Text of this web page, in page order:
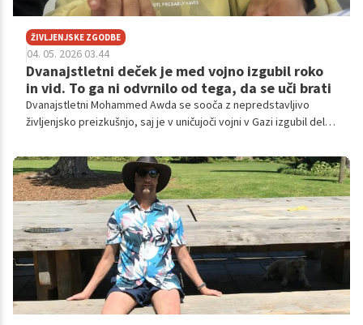
ŽIVLJENJSKE ZGODBE
04. 05. 2026 03.44
Dvanajstletni deček je med vojno izgubil roko
in vid. To ga ni odvrnilo od tega, da se uči brati
Dvanajstletni Mohammed Awda se sooča z nepredstavljivo
življenjsko preizkušnjo, saj je v uničujoči vojni v Gazi izgubil del